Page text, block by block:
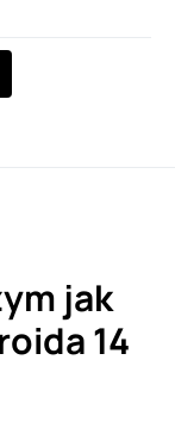
jak
14